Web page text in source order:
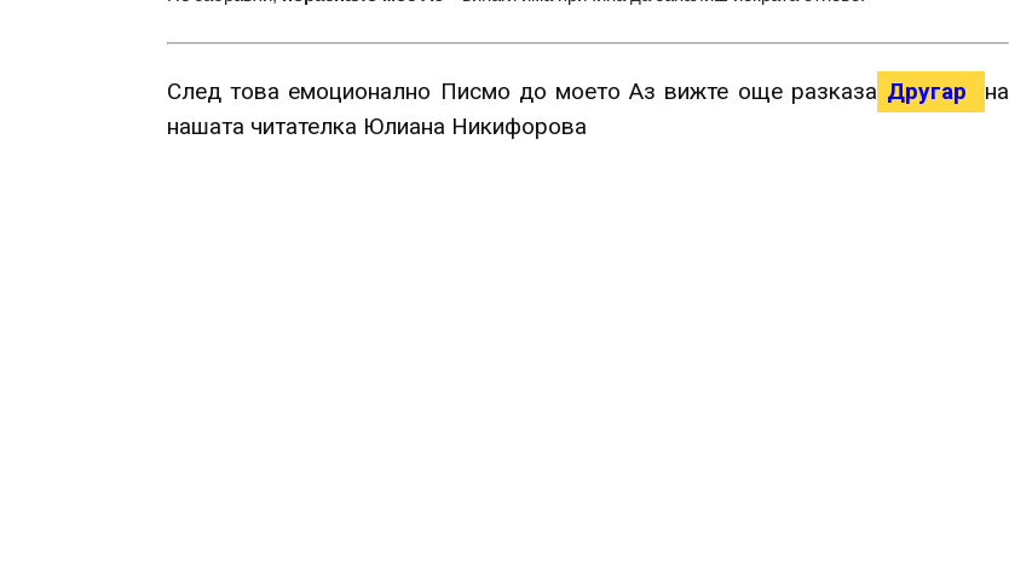
След това емоционално Писмо до моето Аз вижте още разказа Другар
на
нашата читателка Юлиана Никифорова